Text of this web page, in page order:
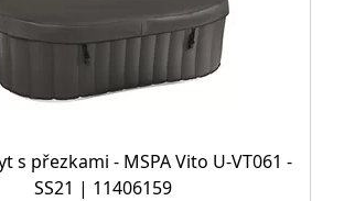
s přezkami - MSPA Vito U-VT061 -
SS21 | 11406159